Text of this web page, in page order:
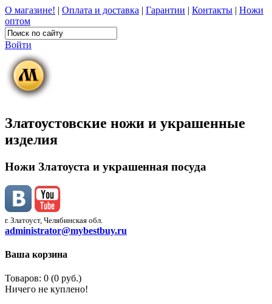
О магазине! | Оплата и доставка | Гарантии | Контакты | Ножи
оптом
Войти
Златоустовские ножи и украшенные
изделия
Ножи Златоуста и украшенная посуда
г. Златоуст, Челябинская обл.
administrator@mybestbuy.ru
Ваша корзина
Товаров: 0 (0 руб.)
Ничего не куплено!